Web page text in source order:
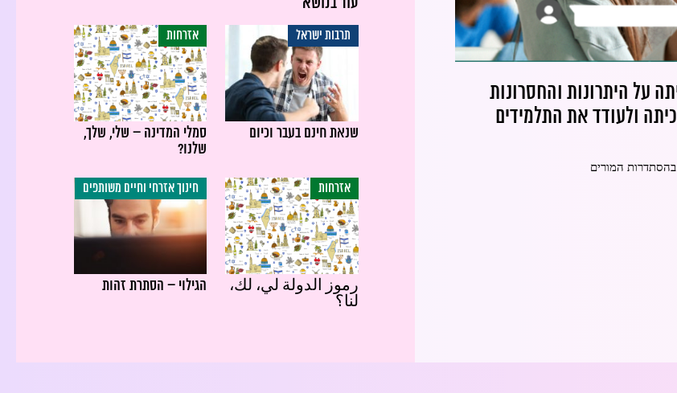
על היתרונות והחסרונות
ולעודד את התלמידים
תרבות ישראל
שנאת חינם בעבר וכיום
אזרחות
סמלי המדינה – שלי, שלך,
שלנו?
אזרחות
رموز الدولة لي، لك،
لنا؟
חינוך אזרחי וחיים משותפים
הגילוי – הסתרת זהות